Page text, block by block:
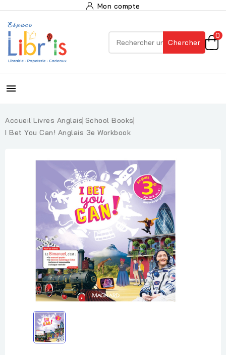
Mon compte
Chercher
0

Accueil Livres Anglais School Books
I Bet You Can! Anglais 3e Workbook